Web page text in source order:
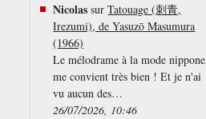
Nicolas surTatouage (刺青,
Irezumi), de Yasuzō Masumura
(1966)
Le mélodrame à la mode nippone
me convient très bien ! Et je n'ai
vu aucun des…
26/07/2026, 10:46